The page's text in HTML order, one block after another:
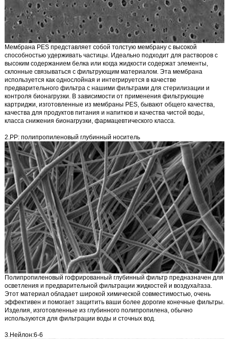
Мембрана PES представляет собой толстую мембрану с высокой
способностью удерживать частицы. Идеально подходит для растворов с
высоким содержанием белка или когда жидкости содержат элементы,
склонные связываться с фильтрующим материалом. Эта мембрана
используется как однослойная и интегрируется в качестве
предварительного фильтра с нашими фильтрами для стерилизации и
контроля бионагрузки. В зависимости от применения фильтрующие
картриджи, изготовленные из мембраны PES, бывают общего качества,
качества для продуктов питания и напитков и качества чистой воды,
класса снижения бионагрузки, фармацевтического класса.
2.PP: полипропиленовый глубинный носитель
Полипропиленовый гофрированный глубинный фильтр предназначен для
осветления и предварительной фильтрации жидкостей и воздуха/газа.
Этот материал обладает широкой химической совместимостью, очень
эффективен и помогает защитить ваши более дорогие конечные фильтры.
Изделия, изготовленные из глубинного полипропилена, обычно
используются для фильтрации воды и сточных вод.
3.Нейлон:6-6